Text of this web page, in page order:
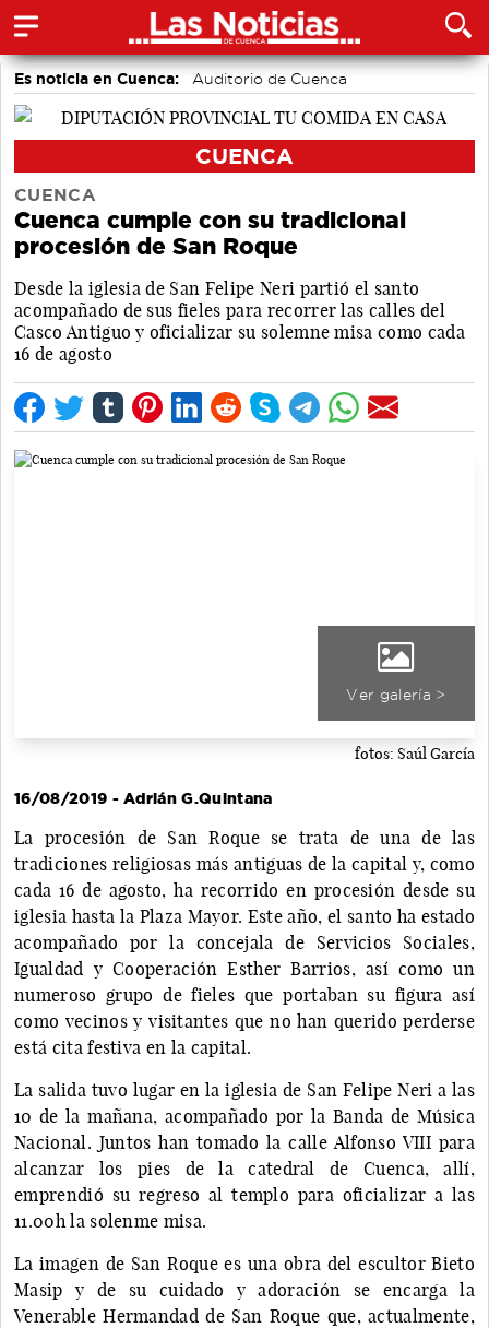
Es noticia en Cuenca: Auditorio de Cuenca
CUENCA
CUENCA
Cuenca cumple con su tradicional
procesión de San Roque
Desde la iglesia de San Felipe Neri partió el santo
acompañado de sus fieles para recorrer las calles del
Casco Antiguo y oficializar su solemne misa como cada
16 de agosto
Ver galería >
fotos: Saúl García
16/08/2019 - Adrián G.Quintana
La procesión de San Roque se trata de una de las
tradiciones religiosas más antiguas de la capital y, como
cada 16 de agosto, ha recorrido en procesión desde su
iglesia hasta la Plaza Mayor. Este año, el santo ha estado
acompañado por la concejala de Servicios Sociales,
Igualdad y Cooperación Esther Barrios, así como un
numeroso grupo de fieles que portaban su figura así
como vecinos y visitantes que no han querido perderse
está cita festiva en la capital.
La salida tuvo lugar en la iglesia de San Felipe Neri a las
10 de la mañana, acompañado por la Banda de Música
Nacional. Juntos han tomado la calle Alfonso VIII para
alcanzar los pies de la catedral de Cuenca, allí,
emprendió su regreso al templo para oficializar a las
11.00h la solenme misa.
La imagen de San Roque es una obra del escultor Bieto
Masip y de su cuidado y adoración se encarga la
Venerable Hermandad de San Roque que, actualmente,